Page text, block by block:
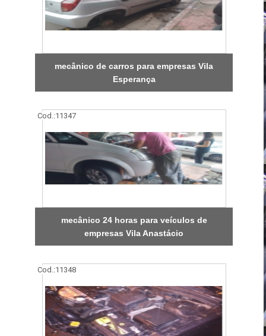
mecânico de carros para empresas Vila
Esperança
Cod.:11347
mecânico 24 horas para veículos de
empresas Vila Anastácio
Cod.:11348